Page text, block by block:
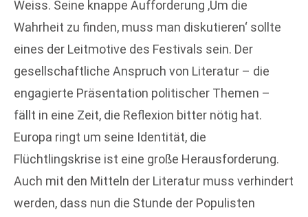
Weiss. Seine knappe Aufforderung ‚Um die
Wahrheit zu finden, muss man diskutieren‘ sollte
eines der Leitmotive des Festivals sein. Der
gesellschaftliche Anspruch von Literatur – die
engagierte Präsentation politischer Themen –
fällt in eine Zeit, die Reflexion bitter nötig hat.
Europa ringt um seine Identität, die
Flüchtlingskrise ist eine große Herausforderung.
Auch mit den Mitteln der Literatur muss verhindert
werden, dass nun die Stunde der Populisten